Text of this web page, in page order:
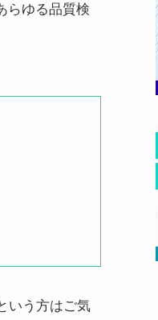
らゆる品質検
いう方はご気